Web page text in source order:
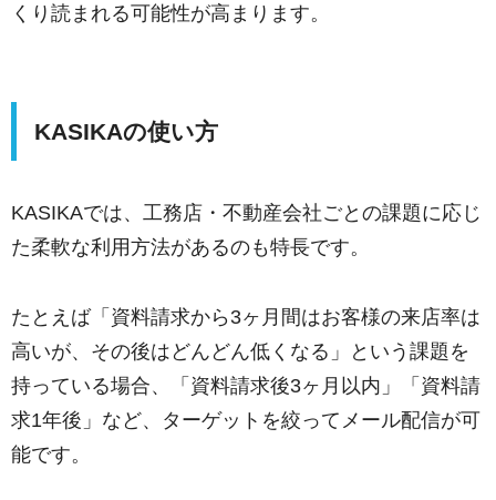
くり読まれる可能性が高まります。
KASIKAの使い方
KASIKAでは、工務店・不動産会社ごとの課題に応じ
た柔軟な利用方法があるのも特長です。
たとえば「資料請求から3ヶ月間はお客様の来店率は
高いが、その後はどんどん低くなる」という課題を
持っている場合、「資料請求後3ヶ月以内」「資料請
求1年後」など、ターゲットを絞ってメール配信が可
能です。